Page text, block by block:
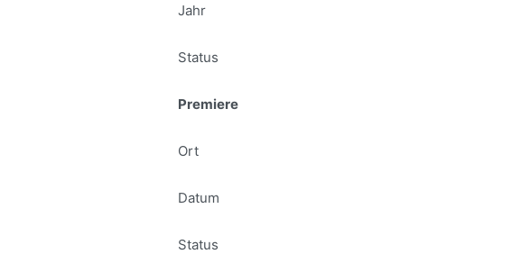
Jahr
Status
Premiere
Ort
Datum
Status